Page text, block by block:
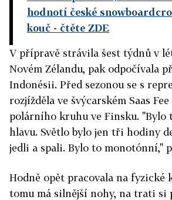
hodnotí české
kouč - čtěte ZDE
V přípravě strávila šest týdnů v
Novém Zélandu, pak odpočívala
Indonésii. Před sezonou se s
rozjížděla ve švýcarském Saas
polárního kruhu ve Finsku. "Bylo
hlavu. Světlo bylo jen tři hodiny
jedli a spali. Bylo to monotónní,"
Hodně opět pracovala na fyzické
tomu má silnější nohy, na trati si